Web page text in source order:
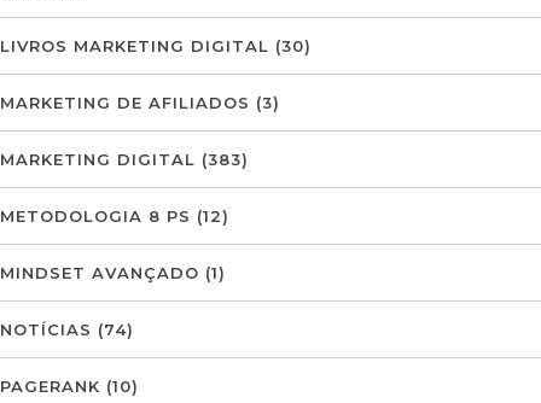
LIVROS MARKETING DIGITAL (30)
MARKETING DE AFILIADOS (3)
MARKETING DIGITAL (383)
METODOLOGIA 8 PS (12)
MINDSET AVANÇADO (1)
NOTÍCIAS (74)
PAGERANK (10)